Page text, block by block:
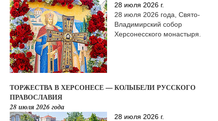
28 июля 2026 г.
28 июля 2026 года, Свято-
Владимирский собор
Херсонесского монастыря.
ТОРЖЕСТВА В ХЕРСОНЕСЕ — КОЛЫБЕЛИ РУССКОГО
ПРАВОСЛАВИЯ
28 июля 2026 года
28 июля 2026 г.